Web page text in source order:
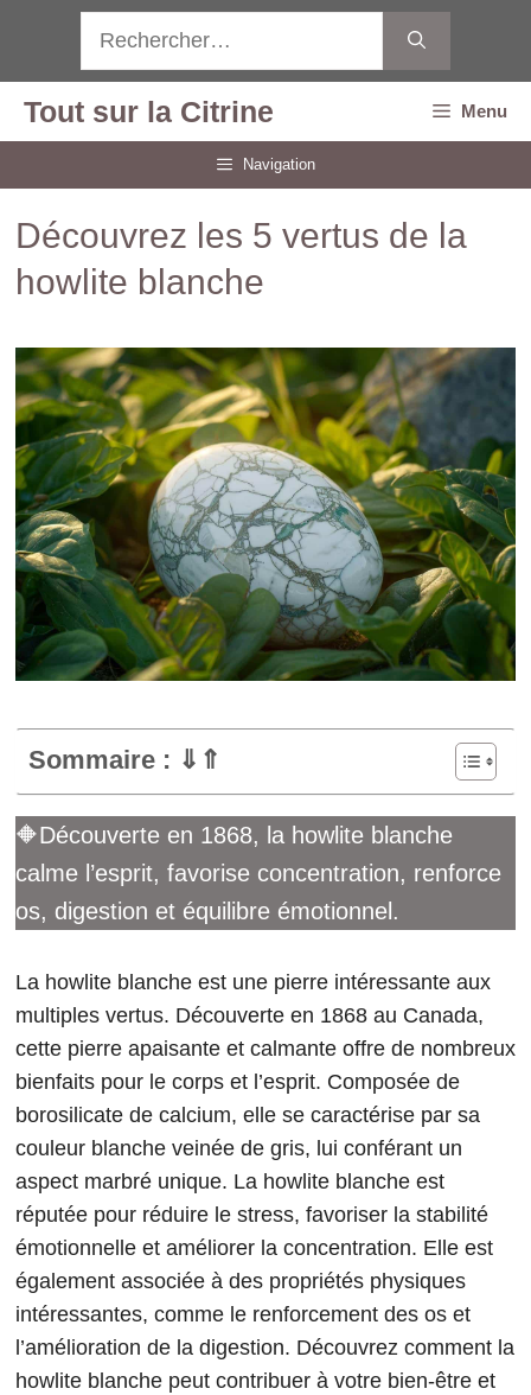
contenu
Tout sur la Citrine Menu
Navigation
Découvrez les 5 vertus de la
howlite blanche
Sommaire : ⇓⇑
🔶Découverte en 1868, la howlite blanche
calme l’esprit, favorise concentration, renforce
os, digestion et équilibre émotionnel.
La howlite blanche est une pierre intéressante aux
multiples vertus. Découverte en 1868 au Canada,
cette pierre apaisante et calmante offre de nombreux
bienfaits pour le corps et l’esprit. Composée de
borosilicate de calcium, elle se caractérise par sa
couleur blanche veinée de gris, lui conférant un
aspect marbré unique. La howlite blanche est
réputée pour réduire le stress, favoriser la stabilité
émotionnelle et améliorer la concentration. Elle est
également associée à des propriétés physiques
intéressantes, comme le renforcement des os et
l’amélioration de la digestion. Découvrez comment la
howlite blanche peut contribuer à votre bien-être et